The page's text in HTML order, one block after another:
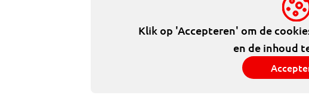
Klik op 'Accepteren' om de
en de inhoud